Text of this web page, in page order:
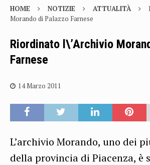
HOME NOTIZIE ATTUALITÀ
Morando di Palazzo Farnese
Riordinato l\’Archivio
Farnese
14 Marzo 2011
L’archivio Morando, uno dei
della provincia di Piacenza, è